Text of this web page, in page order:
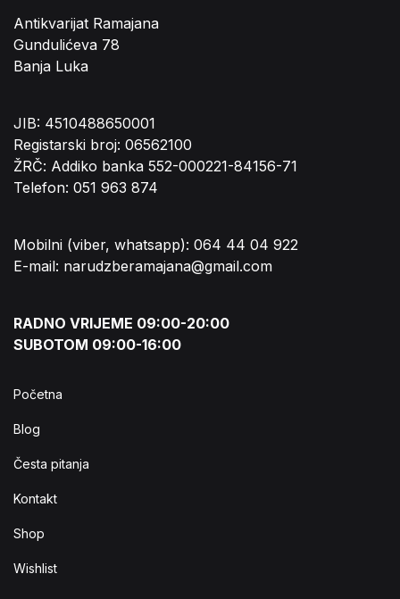
Antikvarijat Ramajana
Gundulićeva 78
Banja Luka
JIB: 4510488650001
Registarski broj: 06562100
ŽRČ: Addiko banka 552-000221-84156-71
Telefon: 051 963 874
Mobilni (viber, whatsapp): 064 44 04 922
E-mail: narudzberamajana@gmail.com
RADNO VRIJEME 09:00-20:00
SUBOTOM 09:00-16:00
Početna
Blog
Česta pitanja
Kontakt
Shop
Wishlist